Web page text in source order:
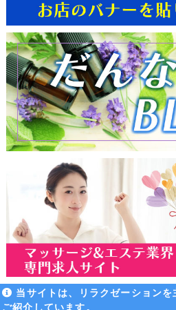
当サイトは、リラクゼーション
ご紹介しています。